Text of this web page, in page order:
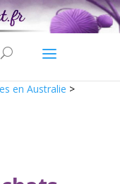
en Australie >